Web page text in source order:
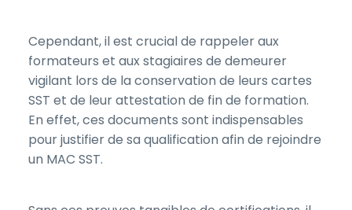
Cependant, il est crucial de rappeler aux
formateurs et aux stagiaires de demeurer
vigilant lors de la conservation de leurs cartes
SST et de leur attestation de fin de formation.
En effet, ces documents sont indispensables
pour justifier de sa qualification afin de rejoindre
un MAC SST.